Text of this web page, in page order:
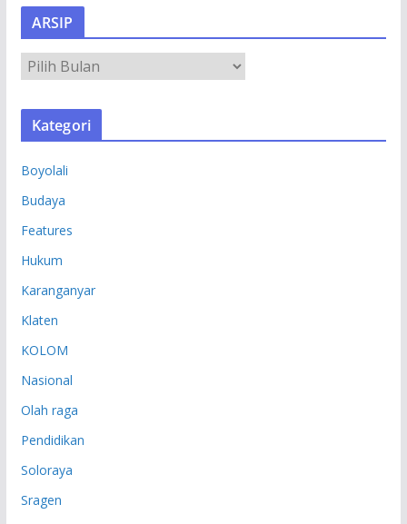
ARSIP
R
S
Kategori
Boyolali
Budaya
Features
Hukum
Karanganyar
Klaten
KOLOM
Nasional
Olah raga
Pendidikan
Soloraya
Sragen